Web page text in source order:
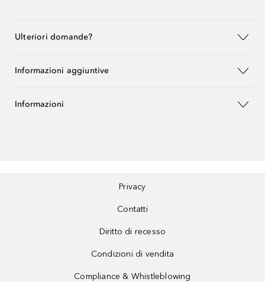
Ulteriori domande?
Informazioni aggiuntive
Informazioni
Privacy
Contatti
Diritto di recesso
Condizioni di vendita
Compliance & Whistleblowing